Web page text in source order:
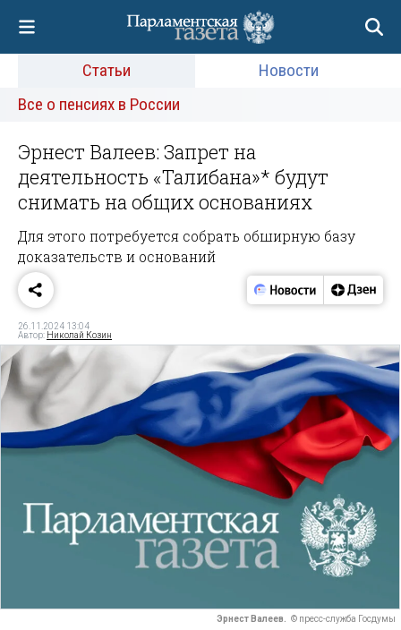
Статьи
Новости
Все о пенсиях в России
Эрнест Валеев: Запрет на
деятельность «Талибана»* будут
снимать на общих основаниях
Для этого потребуется собрать обширную базу
доказательств и оснований
26.11.2024 13:04
Автор: Николай Козин
Эрнест Валеев. © пресс-служба Госдумы